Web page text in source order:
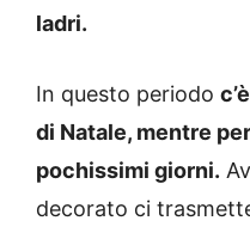
ladri.
In questo periodo
di Natale, mentre
pochissimi giorni.
decorato ci